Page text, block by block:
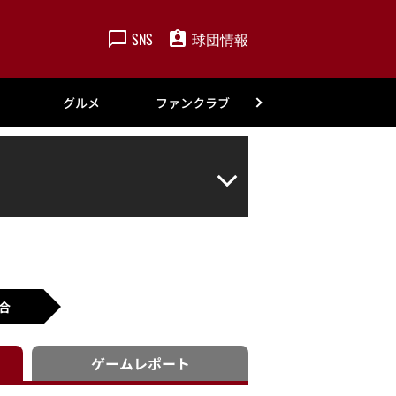
SNS 球団情報
グルメ ファンクラブ
ゲームレポート